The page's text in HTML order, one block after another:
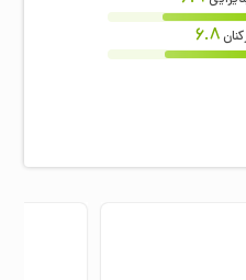
6.8